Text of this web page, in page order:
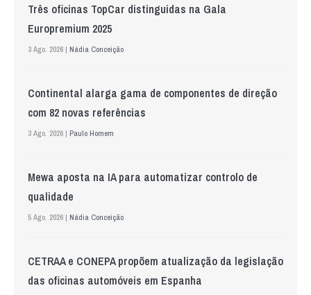
Três oficinas TopCar distinguidas na Gala
Europremium 2025
3 Ago. 2026 | Nádia Conceição
Continental alarga gama de componentes de direção
com 82 novas referências
3 Ago. 2026 | Paulo Homem
Mewa aposta na IA para automatizar controlo de
qualidade
5 Ago. 2026 | Nádia Conceição
CETRAA e CONEPA propõem atualização da legislação
das oficinas automóveis em Espanha